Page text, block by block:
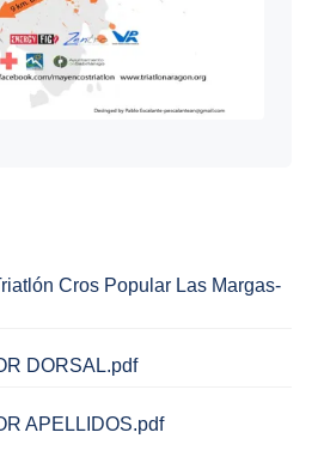
Cros Popular Las Margas-
DORSAL.pdf
APELLIDOS.pdf